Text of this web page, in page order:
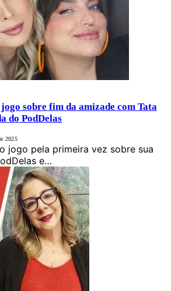
sobre fim da amizade com Tata
do PodDelas
2025
jogo pela primeira vez sobre sua
e…